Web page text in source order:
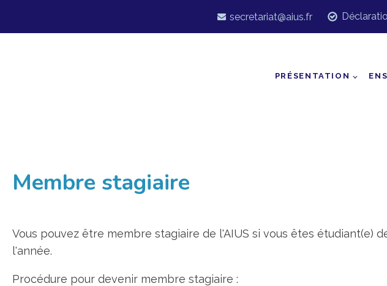
secretariat@aius.fr
PRÉSENTATION
Membre stagiaire
Vous pouvez être membre stagiaire de l'AIUS si vous êtes étudiant(e)
l'année.
Procédure pour devenir membre stagiaire :